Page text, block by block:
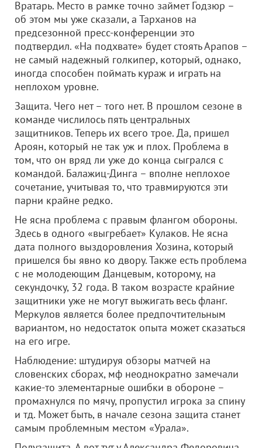
Вратарь. Место в рамке точно займет Годзюр –
об этом мы уже сказали, а Тарханов на
предсезонной пресс-конференции это
подтвердил. «На подхвате» будет стоять Арапов –
не самый надежный голкипер, который, однако,
иногда способен поймать кураж и играть на
неплохом уровне.
Защита. Чего нет – того нет. В прошлом сезоне в
команде числилось пять центральных
защитников. Теперь их всего трое. Да, пришел
Ароян, который не так уж и плох. Проблема в
том, что он вряд ли уже до конца сыгрался с
командой. Балажиц-Динга – вполне неплохое
сочетание, учитывая то, что травмируются эти
парни крайне редко.
Не ясна проблема с правым флангом обороны.
Здесь в одного «выгребает» Кулаков. Не ясна
дата полного выздоровления Хозина, который
пришелся бы явно ко двору. Также есть проблема
с не молодеющим Данцевым, которому, на
секундочку, 32 года. В таком возрасте крайние
защитники уже не могут выжигать весь фланг.
Меркулов является более предпочтительным
вариантом, но недостаток опыта может сказаться
на его игре.
Наблюдение: штудируя обзоры матчей на
словенских сборах, мф неоднократно замечали
какие-то элементарные ошибки в обороне –
промахнулся по мячу, пропустил игрока за спину
и тд. Может быть, в начале сезона защита станет
самым проблемным местом «Урала».